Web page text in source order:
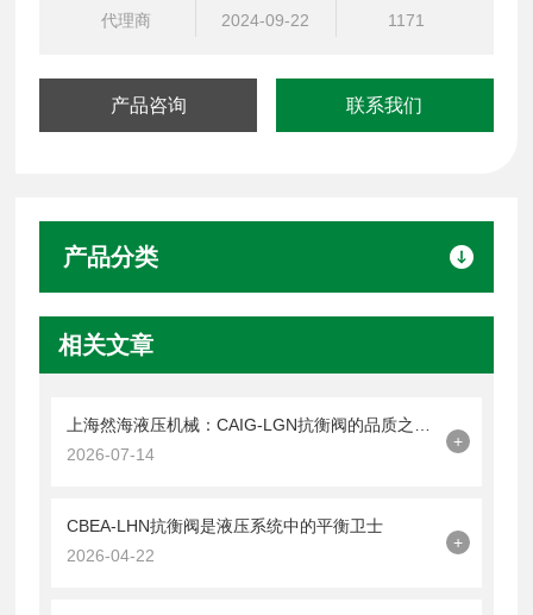
液压油缸，经销力士乐、派克、中国台湾北部等液压元件
代理商
2024-09-22
1171
产品咨询 联系我们
产品分类
相关文章
2026-07-14
+
CBEA-LHN抗衡阀是液压系统中的平衡卫士
2026-04-22
+